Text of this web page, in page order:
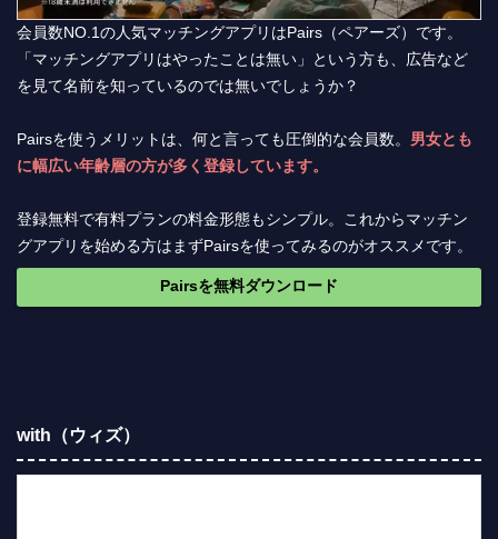
会員数NO.1の人気マッチングアプリはPairs（ペアーズ）です。
「マッチングアプリはやったことは無い」という方も、広告など
を見て名前を知っているのでは無いでしょうか？
Pairsを使うメリットは、何と言っても圧倒的な会員数。 男女とも
に幅広い年齢層の方が多く登録しています。
登録無料で有料プランの料金形態もシンプル。これからマッチン
グアプリを始める方はまずPairsを使ってみるのがオススメです。
Pairsを無料ダウンロード
with（ウィズ）